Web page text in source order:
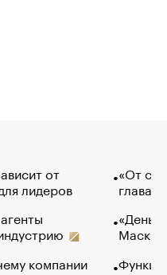
от
лидеров
компании
«От
глава
Маск в